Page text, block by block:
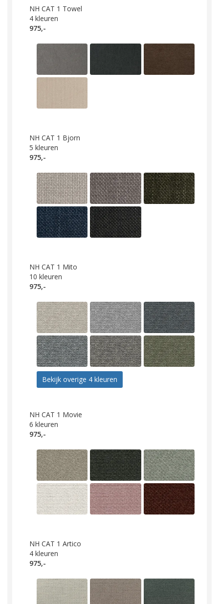
NH CAT 1 Towel
4 kleuren
975,-
NH CAT 1 Bjorn
5 kleuren
975,-
NH CAT 1 Mito
10 kleuren
975,-
Bekijk overige 4 kleuren
NH CAT 1 Movie
6 kleuren
975,-
NH CAT 1 Artico
4 kleuren
975,-